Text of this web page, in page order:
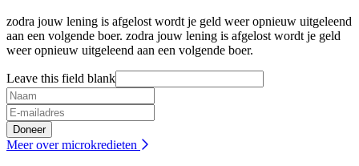
zodra jouw lening is afgelost wordt je geld weer opnieuw uitgeleend
aan een volgende boer. zodra jouw lening is afgelost wordt je geld
weer opnieuw uitgeleend aan een volgende boer.
Leave this field blank
Naam
E-mail
Doneer
Meer over microkredieten